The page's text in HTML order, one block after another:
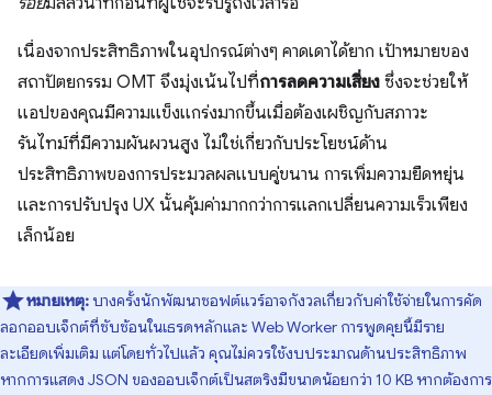
เนื่องจากประสิทธิภาพในอุปกรณ์ต่างๆ คาดเดาได้ยาก เป้าหมายของ
สถาปัตยกรรม OMT จึงมุ่งเน้นไปที่การลดความเสี่ยง ซึ่งจะช่วยให้
แอปของคุณมีความแข็งแกร่งมากขึ้นเมื่อต้องเผชิญกับสภาวะ
รันไทม์ที่มีความผันผวนสูง ไม่ใช่เกี่ยวกับประโยชน์ด้าน
ประสิทธิภาพของการประมวลผลแบบคู่ขนาน การเพิ่มความยืดหยุ่น
และการปรับปรุง UX นั้นคุ้มค่ามากกว่าการแลกเปลี่ยนความเร็วเพียง
เล็กน้อย
หมายเหตุ: บางครั้งนักพัฒนาซอฟต์แวร์อาจกังวลเกี่ยวกับค่าใช้จ่ายในการคัด
ลอกออบเจ็กต์ที่ซับซ้อนในเธรดหลักและ Web Worker การพูดคุยนี้มีราย
ละเอียดเพิ่มเติม แต่โดยทั่วไปแล้ว คุณไม่ควรใช้งบประมาณด้านประสิทธิภาพ
หากการแสดง JSON ของออบเจ็กต์เป็นสตริงมีขนาดน้อยกว่า 10 KB หากต้องการ